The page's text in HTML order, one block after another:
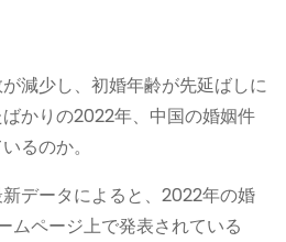
減少し、初婚年齢が先延ばしに
かりの2022年、中国の婚姻件
るのか。
データによると、2022年の婚
ムページ上で発表されている